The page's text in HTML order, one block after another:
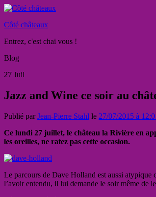
Côté châteaux
Entrez, c'est chai vous !
Blog
27 Juil
Jazz and Wine ce soir au
Publié parJean-Pierre Stahl le 27/07/2015 à
Ce lundi 27 juillet, le château la Rivière en
les oreilles, ne ratez pas cette occasion.
Le parcours de Dave Holland est aussi atypique
l’avoir entendu, il lui demande le soir même de